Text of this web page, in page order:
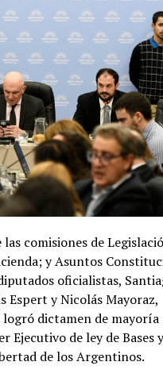
comisiones de
y Asuntos
oficialistas,
Espert y Nicolás Mayoraz,
dictamen de mayoría
Ejecutivo de ley de Bases
de los Argentinos.